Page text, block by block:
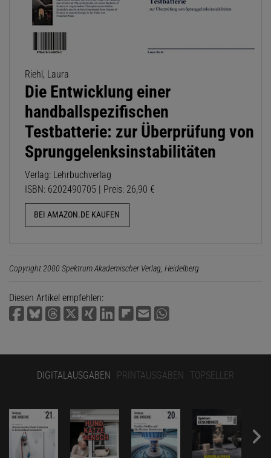
Riehl, Laura
Die Entwicklung einer
handballspezifischen
Testbatterie: zur Überprüfung von
Sprunggelenksinstabilitäten
Verlag: Lehrbuchverlag
ISBN: 6202490705 | Preis: 26,90 €
BEI AMAZON.DE KAUFEN
Copyright 2000 Spektrum Akademischer Verlag, Heidelberg
Diesen Artikel empfehlen:
DIGITALAUSGABEN PRINTAUSGABEN TOPSELLER